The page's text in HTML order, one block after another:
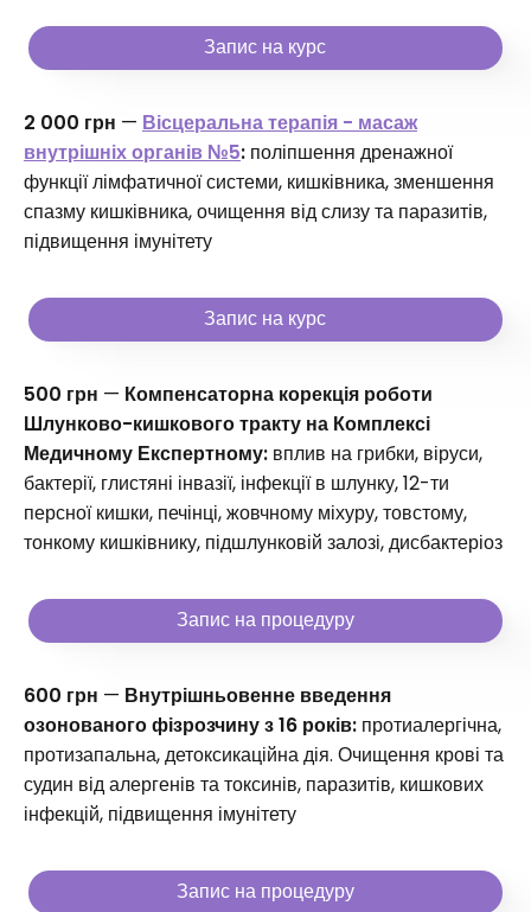
Запис на курс
2 000 грн — Вісцеральна терапія - масаж
внутрішніх органів №5: поліпшення дренажної
функції лімфатичної системи, кишківника, зменшення
спазму кишківника, очищення від слизу та паразитів,
підвищення імунітету
Запис на курс
500 грн — Компенсаторна корекція роботи
Шлунково-кишкового тракту на Комплексі
Медичному Експертному: вплив на грибки, віруси,
бактерії, глистяні інвазії, інфекції в шлунку, 12-ти
персної кишки, печінці, жовчному міхуру, товстому,
тонкому кишківнику, підшлунковій залозі, дисбактеріоз
Запис на процедуру
600 грн — Внутрішньовенне введення
озонованого фізрозчину з 16 років: протиалергічна,
протизапальна, детоксикаційна дія. Очищення крові та
судин від алергенів та токсинів, паразитів, кишкових
інфекцій, підвищення імунітету
Запис на процедуру